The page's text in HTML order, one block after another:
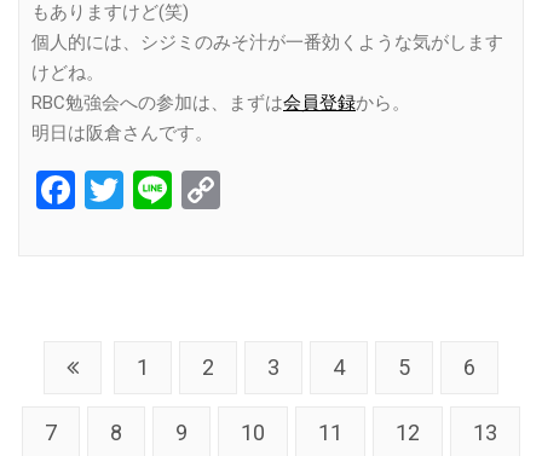
もありますけど(笑)
個人的には、シジミのみそ汁が一番効くような気がします
けどね。
RBC勉強会への参加は、まずは会員登録から。
明日は阪倉さんです。
Facebook
Twitter
Line
1 2 3 4 5 6
7 8 9 10 11 12 13